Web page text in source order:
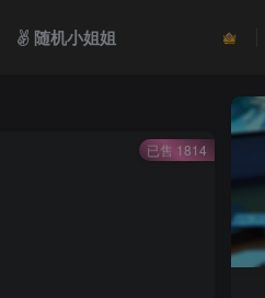
随机小姐姐
已售 1814